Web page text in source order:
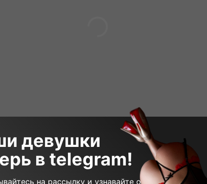
8 000₽ 60
девушки
в telegram!
на рассылку и узнавайте о